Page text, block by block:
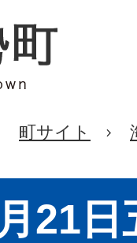
町サイト
21日